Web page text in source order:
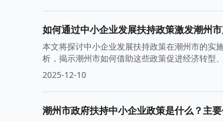
如何通过中小企业发展扶持政策激发潮州
本文将探讨中小企业发展扶持政策在潮州市的实
析，揭示潮州市如何借助这些政策促进经济转型
2025-12-10
潮州市政府扶持中小企业政策是什么？主